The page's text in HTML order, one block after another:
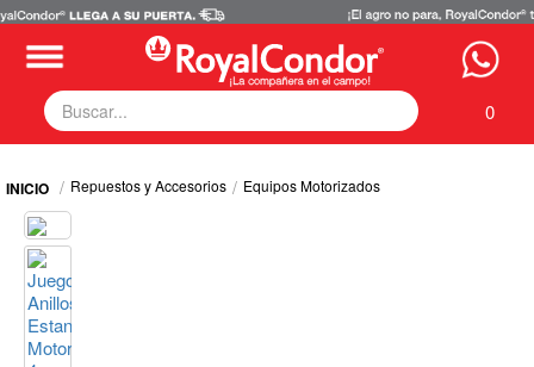
0
Fumigadoras
Equipos Motorizados
Respuestos y Accesorios
Tecnología de Aplicación
Zona Pecuaria
Zona Veterianaria
Repuestos y Accesorios Equipos Motorizados